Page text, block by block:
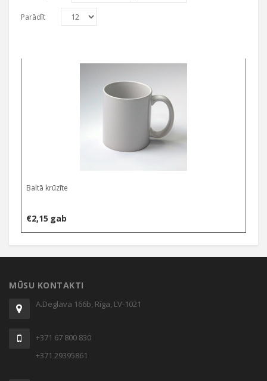
Parādīt
Baltā krūzīte
€2,15 gab
MŪSU KONTAKTI
A.Deglava 166b, Rīga, LV-1021
+371 67 800 830
+371 29395861